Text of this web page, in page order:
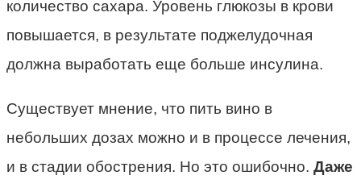
количество сахара. Уровень глюкозы в крови
повышается, в результате поджелудочная
должна выработать еще больше инсулина.
Существует мнение, что пить вино в
небольших дозах можно и в процессе лечения,
и в стадии обострения. Но это ошибочно. Даже